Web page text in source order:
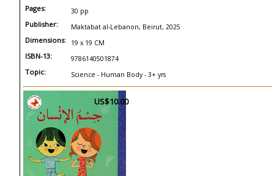
Pages: 30 pp
Publisher: Maktabat al-Lebanon, Beirut, 2025
Dimensions: 19 x 19 CM
ISBN-13: 9786140501874
Topic: Science - Human Body - 3+ yrs
US$10.00